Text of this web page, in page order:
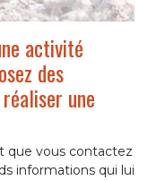
activité
des
une
que vous contactez
informations qui lui